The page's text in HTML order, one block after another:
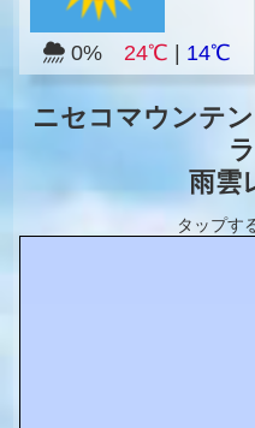
0% 24℃ 14℃
ニセコマウンテ
雨雲
タップす